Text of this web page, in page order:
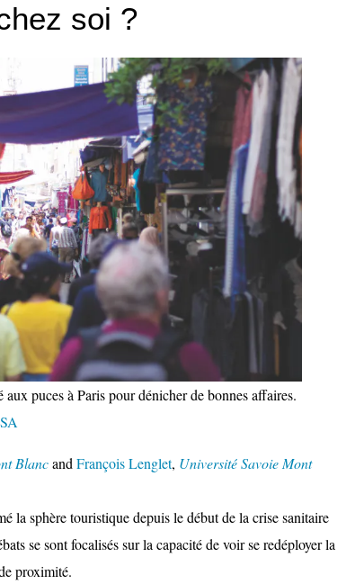
soi ?
puces à Paris pour dénicher de bonnes affaires.
BlancandFrançois Lenglet, Université Savoie Mont
la sphère touristique depuis le début de la crise sanitaire
se sont focalisés sur la capacité de voir se redéployer la
proximité.